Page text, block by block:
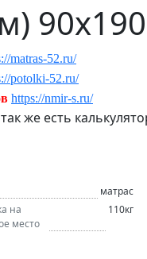
matras-52.ru/
potolki-52.ru/
https://nmir-s.ru/
же есть
матрас
на
место
110кг